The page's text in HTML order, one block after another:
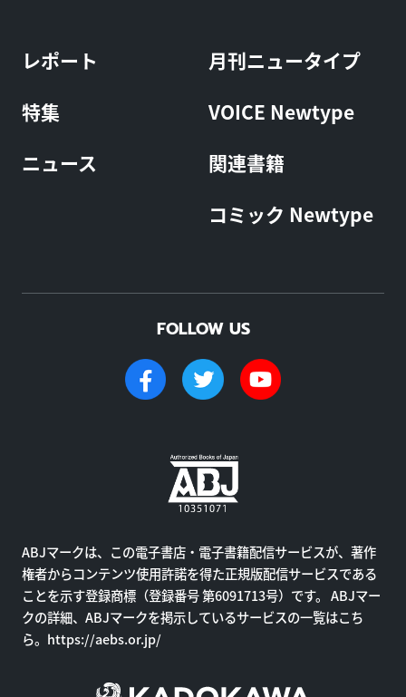
レポート
特集
ニュース
月刊ニュータイプ
VOICE Newtype
関連書籍
コミック Newtype
FOLLOW US
ABJマークは、この電子書店・電子書籍配信サービスが、著作
権者からコンテンツ使用許諾を得た正規版配信サービスである
ことを示す登録商標（登録番号 第6091713号）です。 ABJマー
クの詳細、ABJマークを掲示しているサービスの一覧はこち
ら。 https://aebs.or.jp/